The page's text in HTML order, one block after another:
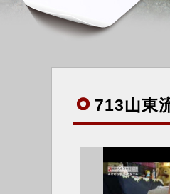
713山東